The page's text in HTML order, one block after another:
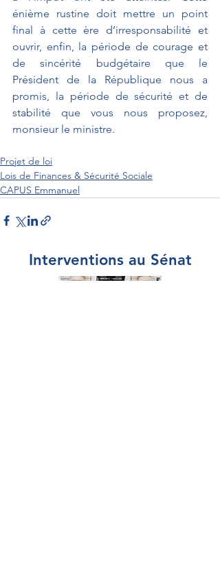
énième rustine doit mettre un point
final à cette ère d’irresponsabilité et
ouvrir, enfin, la période de courage et
de sincérité budgétaire que le
Président de la République nous a
promis, la période de sécurité et de
stabilité que vous nous proposez,
monsieur le ministre.
Projet de loi
Lois de Finances & Sécurité Sociale
CAPUS Emmanuel
Interventions au Sénat